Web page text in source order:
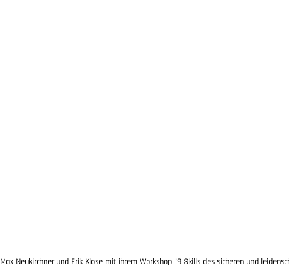
Max Neukirchner und Erik Klose mit ihrem Workshop "9 Skills des sicheren und